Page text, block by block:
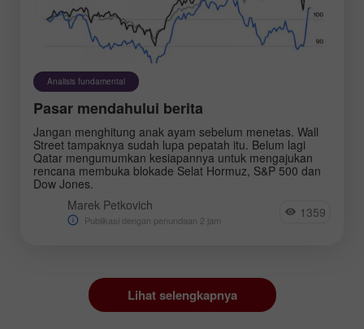
Analisis fundamental
Pasar mendahului berita
Jangan menghitung anak ayam sebelum menetas. Wall
Street tampaknya sudah lupa pepatah itu. Belum lagi
Qatar mengumumkan kesiapannya untuk mengajukan
rencana membuka blokade Selat Hormuz, S&P 500 dan
Dow Jones.
Marek Petkovich
Publikasi dengan penundaan 2 jam 1359
Lihat selengkapnya